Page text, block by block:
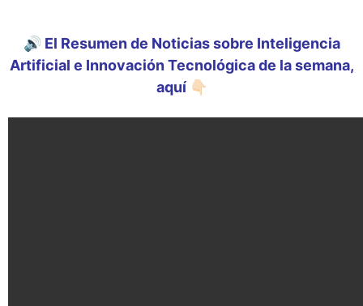
🔊 El Resumen de Noticias sobre Inteligencia
Artificial e Innovación Tecnológica de la semana,
aquí 👇🏻